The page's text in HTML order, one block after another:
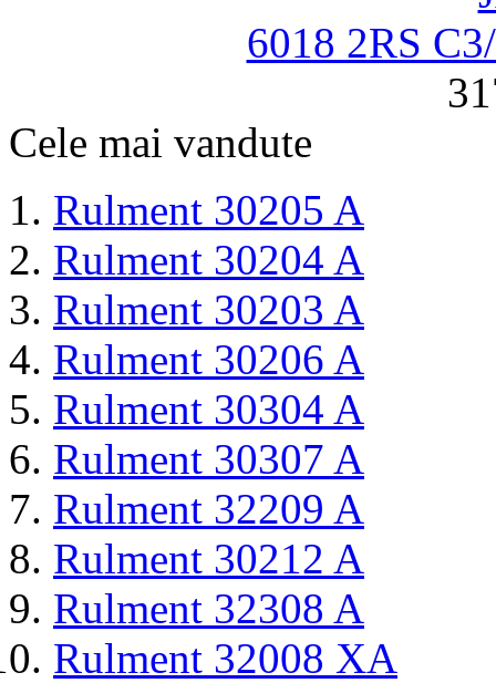
6018 2RS
Cele mai vandute
Rulment 30205 A
Rulment 30204 A
Rulment 30203 A
Rulment 30206 A
Rulment 30304 A
Rulment 30307 A
Rulment 32209 A
Rulment 30212 A
Rulment 32308 A
Rulment 32008 XA